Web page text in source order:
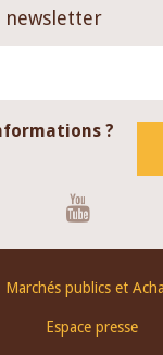
newsletter
?
Marchés publics et
Espace presse